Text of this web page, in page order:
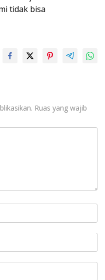
tidak bisa
Ruas yang wajib